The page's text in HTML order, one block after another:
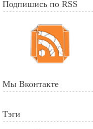
Подпишись по RSS
Мы Вконтакте
Тэги